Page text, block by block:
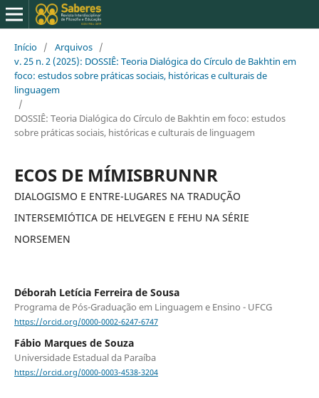
Início / Arquivos /
v. 25 n. 2 (2025): DOSSIÊ: Teoria Dialógica do Círculo de Bakhtin em
foco: estudos sobre práticas sociais, históricas e culturais de
linguagem
/
DOSSIÊ: Teoria Dialógica do Círculo de Bakhtin em foco: estudos
sobre práticas sociais, históricas e culturais de linguagem
ECOS DE MÍMISBRUNNR
DIALOGISMO E ENTRE-LUGARES NA TRADUÇÃO
INTERSEMIÓTICA DE HELVEGEN E FEHU NA SÉRIE
NORSEMEN
Déborah Letícia Ferreira de Sousa
Programa de Pós-Graduação em Linguagem e Ensino - UFCG
https://orcid.org/0000-0002-6247-6747
Fábio Marques de Souza
Universidade Estadual da Paraíba
https://orcid.org/0000-0003-4538-3204